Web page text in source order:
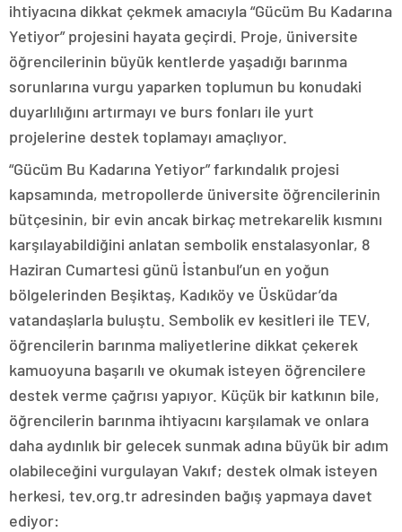
ihtiyacına dikkat çekmek amacıyla “Gücüm Bu Kadarına
Yetiyor” projesini hayata geçirdi. Proje, üniversite
öğrencilerinin büyük kentlerde yaşadığı barınma
sorunlarına vurgu yaparken toplumun bu konudaki
duyarlılığını artırmayı ve burs fonları ile yurt
projelerine destek toplamayı amaçlıyor.
“Gücüm Bu Kadarına Yetiyor” farkındalık projesi
kapsamında, metropollerde üniversite öğrencilerinin
bütçesinin, bir evin ancak birkaç metrekarelik kısmını
karşılayabildiğini anlatan sembolik enstalasyonlar, 8
Haziran Cumartesi günü İstanbul’un en yoğun
bölgelerinden Beşiktaş, Kadıköy ve Üsküdar’da
vatandaşlarla buluştu. Sembolik ev kesitleri ile TEV,
öğrencilerin barınma maliyetlerine dikkat çekerek
kamuoyuna başarılı ve okumak isteyen öğrencilere
destek verme çağrısı yapıyor. Küçük bir katkının bile,
öğrencilerin barınma ihtiyacını karşılamak ve onlara
daha aydınlık bir gelecek sunmak adına büyük bir adım
olabileceğini vurgulayan Vakıf; destek olmak isteyen
herkesi, tev.org.tr adresinden bağış yapmaya davet
ediyor: